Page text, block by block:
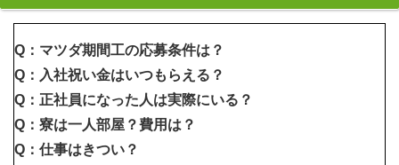
Q：マツダ期間工の応募条件は？
Q：入社祝い金はいつもらえる？
Q：正社員になった人は実際にいる？
Q：寮は一人部屋？費用は？
Q：仕事はきつい？